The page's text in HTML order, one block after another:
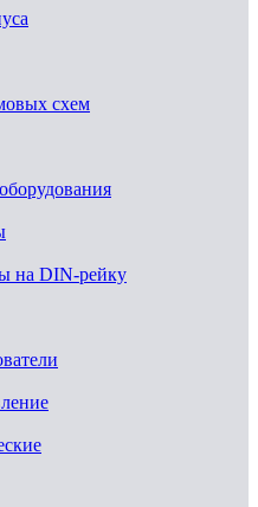
схем
на DIN-рейку